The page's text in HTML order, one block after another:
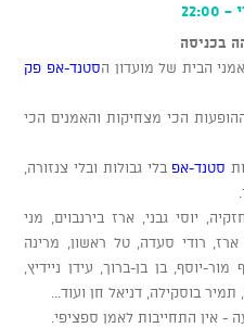
הבית של מועדון הסטנד-אפ פק
הכי מצחיקות והאמנים הכי
סטנד-אפ בלי גבולות ובלי צנזורה,
יוסי גבני, ארז בירנבוים, מני
רודי סעדה, טל ראשון, מרינה
יוסף, בן בן-ברוך, עידן ניידיץ,
תמיר בוסקילה, דניאל חן ועוד...
- אין התחייבות לאמן ספציפי.